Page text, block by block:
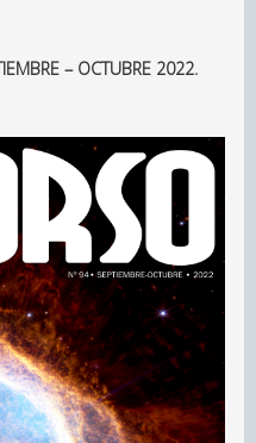
– OCTUBRE 2022.